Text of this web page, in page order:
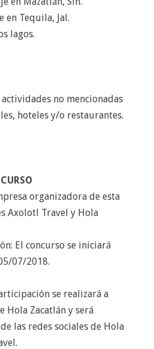
en Tequila, Jal.
lagos.
no mencionadas
hoteles y/o restaurantes.
organizadora de esta
Axolotl Travel y Hola
El concurso se iniciará
07/2018.
se realizará a
Hola Zacatlán y será
las redes sociales de Hola